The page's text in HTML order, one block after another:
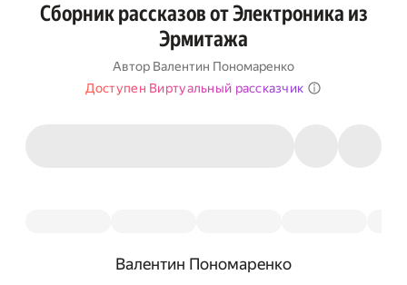
Сборник рассказов от Электроника из
Эрмитажа
Автор Валентин Пономаренко
Доступен Виртуальный рассказчик
Валентин Пономаренко